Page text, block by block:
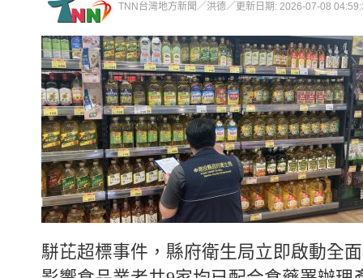
TNN台灣地方新聞／洪德／更新日期: 2026-07-08
駢芘超標事件，縣府衛生局立即啟動全